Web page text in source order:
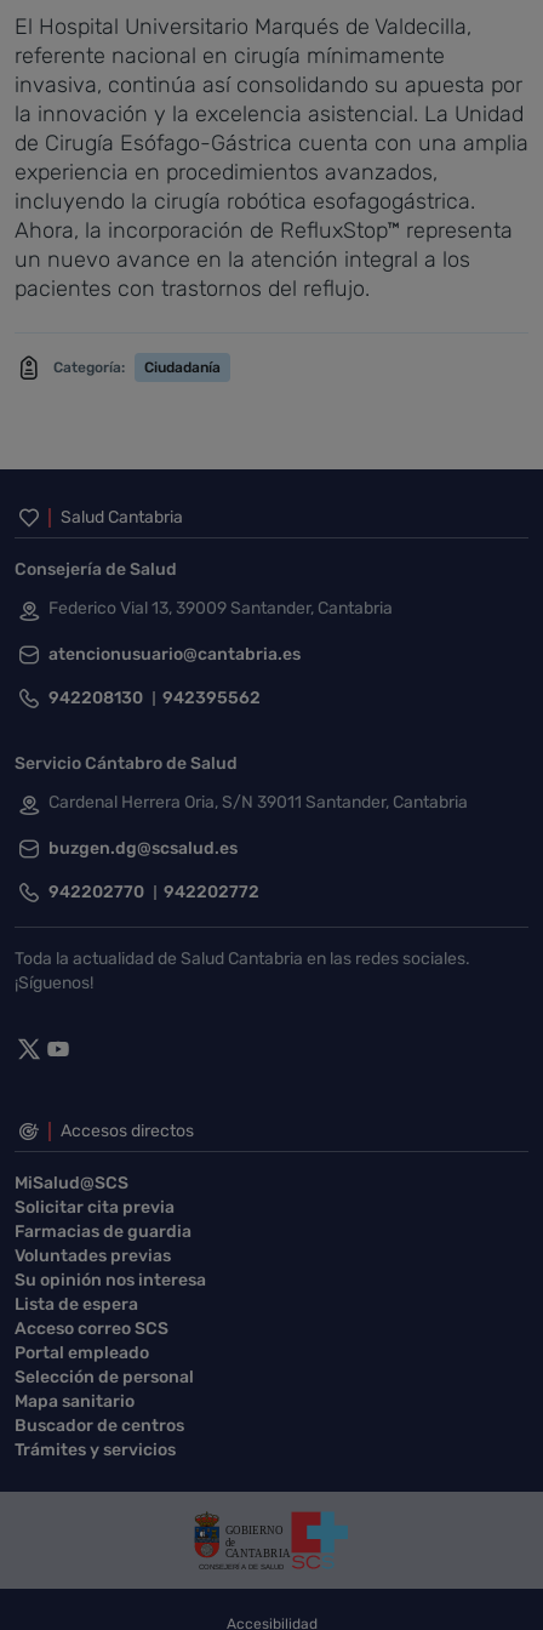
El Hospital Universitario Marqués de Valdecilla,
referente nacional en cirugía mínimamente
invasiva, continúa así consolidando su apuesta por
la innovación y la excelencia asistencial. La Unidad
de Cirugía Esófago-Gástrica cuenta con una amplia
experiencia en procedimientos avanzados,
incluyendo la cirugía robótica esofagogástrica.
Ahora, la incorporación de RefluxStop™ representa
un nuevo avance en la atención integral a los
pacientes con trastornos del reflujo.
Categoría: Ciudadanía
Inicio del pie de página
Salud Cantabria
Consejería de Salud
Federico Vial 13, 39009 Santander, Cantabria
atencionusuario@cantabria.es
942208130 942395562
Servicio Cántabro de Salud
Cardenal Herrera Oria, S/N 39011 Santander, Cantabria
buzgen.dg@scsalud.es
942202770 942202772
Toda la actualidad de Salud Cantabria en las redes sociales.
¡Síguenos!
Accesos directos
MiSalud@SCS
Solicitar cita previa
Farmacias de guardia
Voluntades previas
Su opinión nos interesa
Lista de espera
Acceso correo SCS
Portal empleado
Selección de personal
Mapa sanitario
Buscador de centros
Trámites y servicios
Accesibilidad